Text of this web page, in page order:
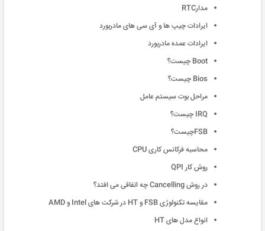
مدارRTC
ایرادات چیپ ها و آی سی های مادربورد
ایرادات عمده مادربورد
Boot چیست؟
Bios چیست؟
مراحل بوت سیستم عامل
IRQ چیست؟
FSBچیست؟
محاسبه فرکانس کاری CPU
روش کار QPI
در روش Cancelling چه اتفاقی می افتد؟
مقایسه تکنولوژی FSB و HT در شرکت های Intel و AMD
انواع مدل های HT